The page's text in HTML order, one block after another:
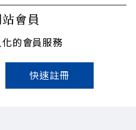
會員
的會員服務
快速註冊